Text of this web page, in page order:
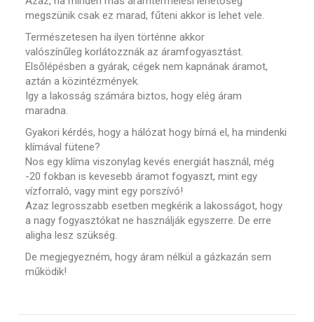
megszünik csak ez marad, fűteni akkor is lehet vele.
Természetesen ha ilyen történne akkor
valószínűleg korlátozznák az áramfogyasztást.
Elsőlépésben a gyárak, cégek nem kapnának áramot,
aztán a közintézmények.
Igy a lakosság számára biztos, hogy elég áram
maradna.
Gyakori kérdés, hogy a hálózat hogy bírná el, ha mindenki
klímával fütene?
Nos egy klíma viszonylag kevés energiát használ, még
-20 fokban is kevesebb áramot fogyaszt, mint egy
vízforraló, vagy mint egy porszívó!
Azaz legrosszabb esetben megkérik a lakosságot, hogy
a nagy fogyasztókat ne használják egyszerre. De erre
aligha lesz szükség.
De megjegyezném, hogy áram nélkül a gázkazán sem
működik!